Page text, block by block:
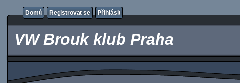
Domů Registrovat se Přihlásit
VW Brouk klub Praha